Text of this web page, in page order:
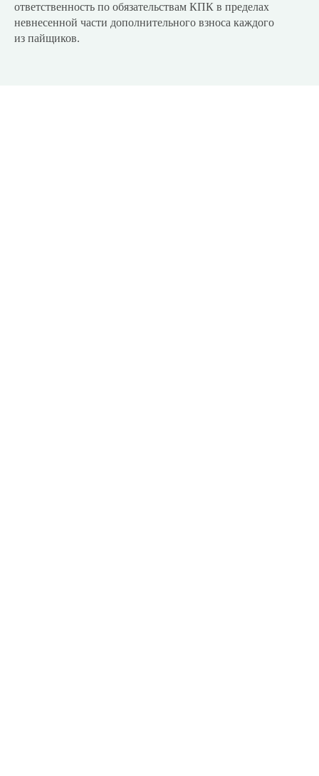
ответственность по обязательствам КПК в пределах
невнесенной части дополнительного взноса каждого
из пайщиков.